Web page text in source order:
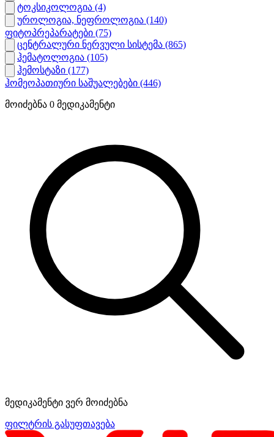
ტოკსიკოლოგია (4)
უროლოგია, ნეფროლოგია (140)
ფიტოპრეპარატები (75)
ცენტრალური ნერვული სისტემა (865)
ჰემატოლოგია (105)
ჰემოსტაზი (177)
ჰომეოპათიური საშუალებები (446)
მოიძებნა 0 მედიკამენტი
მედიკამენტი ვერ მოიძებნა
ფილტრის გასუფთავება